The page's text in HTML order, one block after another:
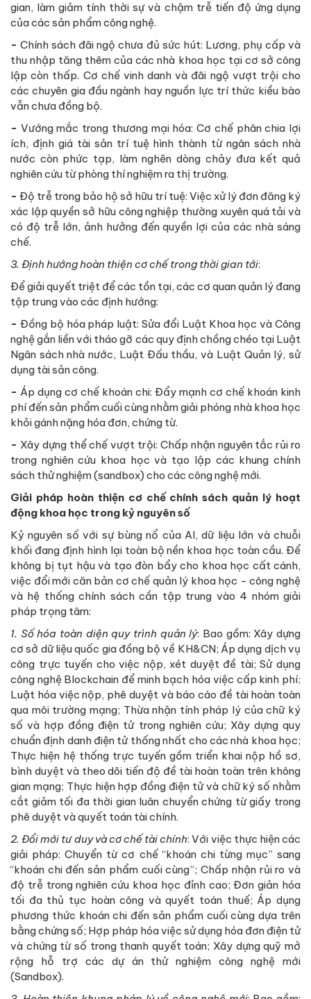
gian, làm giảm tính thời sự và chậm trễ tiến độ ứng dụng
của các sản phẩm công nghệ.
-Chính sách đãi ngộ chưa đủ sức hút: Lương, phụ cấp và
thu nhập tăng thêm của các nhà khoa học tại cơ sở công
lập còn thấp. Cơ chế vinh danh và đãi ngộ vượt trội cho
các chuyên gia đầu ngành hay nguồn lực trí thức kiều bào
vẫn chưa đồng bộ.
- Vướng mắc trong thương mại hóa: Cơ chế phân chia lợi
ích, định giá tài sản trí tuệ hình thành từ ngân sách nhà
nước còn phức tạp, làm nghẽn dòng chảy đưa kết quả
nghiên cứu từ phòng thí nghiệm ra thị trường.
- Độ trễ trong bảo hộ sở hữu trí tuệ: Việc xử lý đơn đăng ký
xác lập quyền sở hữu công nghiệp thường xuyên quá tải và
có độ trễ lớn, ảnh hưởng đến quyền lợi của các nhà sáng
chế.
3. Định hướng hoàn thiện cơ chế trong thời gian tới:
Để giải quyết triệt để các tồn tại, các cơ quan quản lý đang
tập trung vào các định hướng:
- Đồng bộ hóa pháp luật: Sửa đổi Luật Khoa học và Công
nghệ gắn liền với tháo gỡ các quy định chồng chéo tại Luật
Ngân sách nhà nước, Luật Đấu thầu, và Luật Quản lý, sử
dụng tài sản công.
- Áp dụng cơ chế khoán chi: Đẩy mạnh cơ chế khoán kinh
phí đến sản phẩm cuối cùng nhằm giải phóng nhà khoa học
khỏi gánh nặng hóa đơn, chứng từ.
- Xây dựng thể chế vượt trội: Chấp nhận nguyên tắc rủi ro
trong nghiên cứu khoa học và tạo lập các khung chính
sách thử nghiệm (sandbox) cho các công nghệ mới.
Giải pháp hoàn thiện cơ chế chính sách quản lý hoạt
động khoa học trong kỷ nguyên số
Kỷ nguyên số với sự bùng nổ của AI, dữ liệu lớn và chuỗi
khối đang định hình lại toàn bộ nền khoa học toàn cầu. Để
không bị tụt hậu và tạo đòn bẩy cho khoa học cất cánh,
việc đổi mới căn bản cơ chế quản lý khoa học - công nghệ
và hệ thống chính sách cần tập trung vào 4 nhóm giải
pháp trọng tâm:
1. Số hóa toàn diện quy trình quản lý: Bao gồm: Xây dựng
cơ sở dữ liệu quốc gia đồng bộ về KH&CN; Áp dụng dịch vụ
công trực tuyến cho việc nộp, xét duyệt đề tài; Sử dụng
công nghệ Blockchain để minh bạch hóa việc cấp kinh phí;
Luật hóa việc nộp, phê duyệt và báo cáo đề tài hoàn toàn
qua môi trường mạng; Thừa nhận tính pháp lý của chữ ký
số và hợp đồng điện tử trong nghiên cứu; Xây dựng quy
chuẩn định danh điện tử thống nhất cho các nhà khoa học;
Thực hiện hệ thống trực tuyến gồm triển khai nộp hồ sơ,
bình duyệt và theo dõi tiến độ đề tài hoàn toàn trên không
gian mạng; Thực hiện hợp đồng điện tử và chữ ký số nhằm
cắt giảm tối đa thời gian luân chuyển chứng từ giấy trong
phê duyệt và quyết toán tài chính.
2. Đổi mới tư duy và cơ chế tài chính: Với việc thực hiện các
giải pháp: Chuyển từ cơ chế “khoán chi từng mục” sang
“khoán chi đến sản phẩm cuối cùng”; Chấp nhận rủi ro và
độ trễ trong nghiên cứu khoa học đỉnh cao; Đơn giản hóa
tối đa thủ tục hoàn công và quyết toán thuế; Áp dụng
phương thức khoán chi đến sản phẩm cuối cùng dựa trên
bằng chứng số; Hợp pháp hóa việc sử dụng hóa đơn điện tử
và chứng từ số trong thanh quyết toán; Xây dựng quỹ mở
rộng hỗ trợ các dự án thử nghiệm công nghệ mới
(Sandbox).